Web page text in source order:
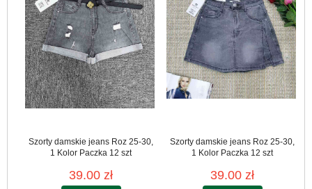
Szorty damskie jeans Roz 25-30,
1 Kolor Paczka 12 szt
39.00 zł
Szorty damskie jeans Roz 25-30,
1 Kolor Paczka 12 szt
39.00 zł